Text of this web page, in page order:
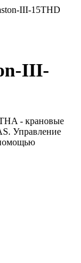
III-15THD
III-
- крановые
Управление